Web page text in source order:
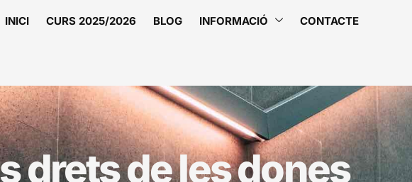
INICI CURS 2025/2026 BLOG INFORMACIÓ CONTACTE
drets de les dones